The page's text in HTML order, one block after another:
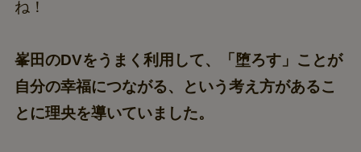
ね！
峯田のDVをうまく利用して、「堕ろす」ことが
自分の幸福につながる、という考え方があるこ
とに理央を導いていました。